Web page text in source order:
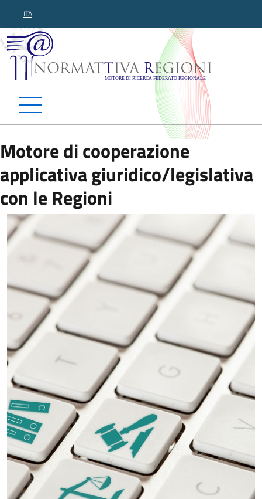
ITA
Normattiva Regioni -
Motore di cooperazione
applicativa giuridico/legislativa
con le Regioni